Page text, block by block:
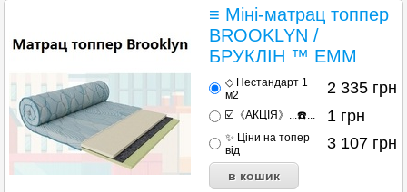
≡ Міні-матрац топпер
BROOKLYN /
БРУКЛІН ™ ЕММ
◇ Нестандарт 1
м2
2 335 грн
☑️《АКЦІЯ》...☎️... 1 грн
✨ Ціни на топер
від
3 107 грн